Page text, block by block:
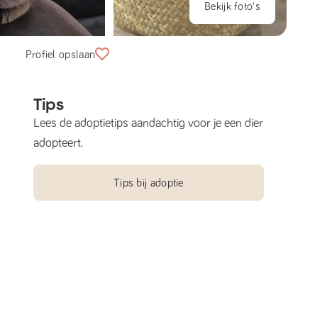
Bekijk foto's
Profiel opslaan
Tips
Lees de adoptietips aandachtig voor je een dier
adopteert.
Tips bij adoptie